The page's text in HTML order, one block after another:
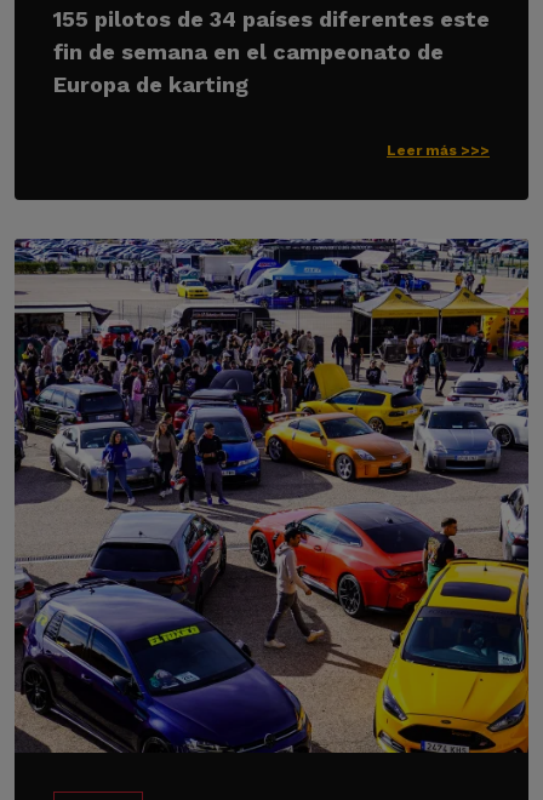
155 pilotos de 34 países diferentes este
fin de semana en el campeonato de
Europa de karting
Leer más >>>